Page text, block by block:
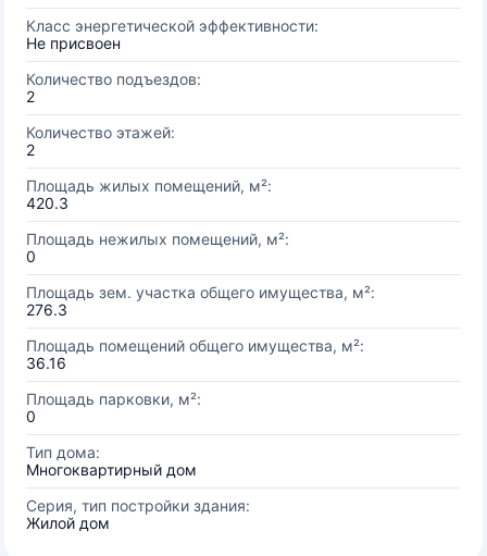
Класс энергетической эффективности:
Не присвоен
Количество подъездов:
2
Количество этажей:
2
Площадь жилых помещений, м²:
420.3
Площадь нежилых помещений, м²:
0
Площадь зем. участка общего имущества, м²:
276.3
Площадь помещений общего имущества, м²:
36.16
Площадь парковки, м²:
0
Тип дома:
Многоквартирный дом
Серия, тип постройки здания:
Жилой дом